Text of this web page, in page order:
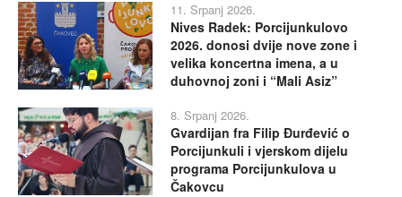
11. Srpanj 2026.
Nives Radek: Porcijunkulovo
2026. donosi dvije nove zone i
velika koncertna imena, a u
duhovnoj zoni i “Mali Asiz”
8. Srpanj 2026.
Gvardijan fra Filip Đurđević o
Porcijunkuli i vjerskom dijelu
programa Porcijunkulova u
Čakovcu